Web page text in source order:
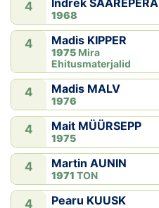
4 Indrek SAAREPERA
1968
4 Madis KIPPER
1975 Mira
Ehitusmaterjalid
4 Madis MALV
1976
4 Mait MÜÜRSEPP
1975
4 Martin AUNIN
1971 TON
4 Pearu KUUSK